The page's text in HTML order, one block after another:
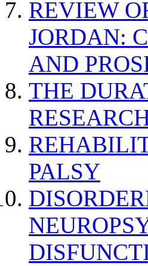
REVIEW
JORDAN:
AND
THE
PALSY